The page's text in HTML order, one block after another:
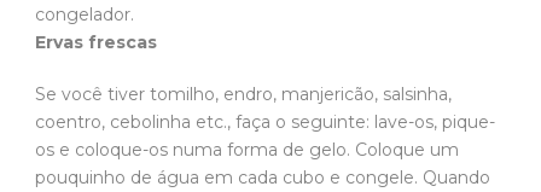
congelador.
Ervas frescas
Se você tiver tomilho, endro, manjericão, salsinha,
coentro, cebolinha etc., faça o seguinte: lave-os, pique-
os e coloque-os numa forma de gelo. Coloque um
pouquinho de água em cada cubo e congele. Quando